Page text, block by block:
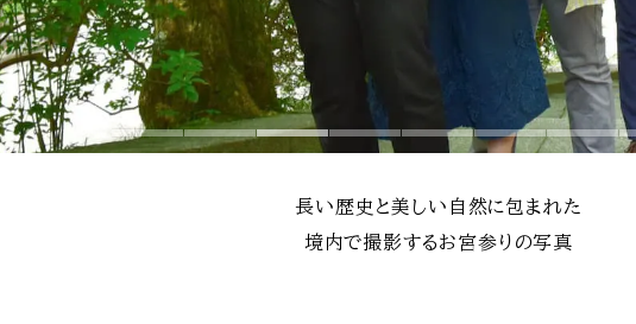
長い歴史と美しい自然に包まれた
境内で撮影するお宮参りの写真